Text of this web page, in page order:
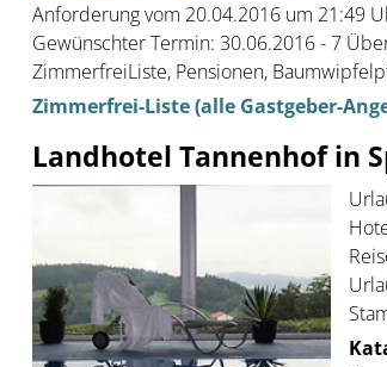
Anforderung vom 20.04.2016 um 21:49
Gewünschter Termin: 30.06.2016 - 7
ZimmerfreiListe, Pensionen,
Zimmerfrei-Liste (alle Gastgeber-
Landhotel Tannenhof in